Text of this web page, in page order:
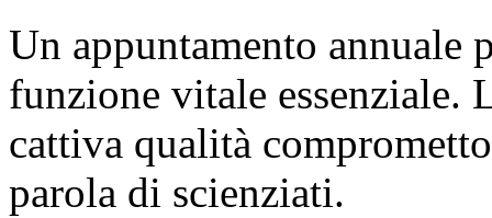
Un appuntamento annuale
funzione vitale essenziale.
cattiva qualità
parola di scienziati.